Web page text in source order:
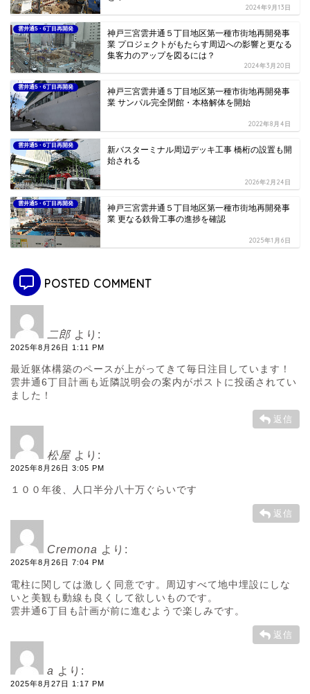
2024年9月13日
雲井通5・6丁目再開発
神戸三宮雲井通５丁目地区第一種市街地再開発事
業 プロジェクトがもたらす周辺への影響と更なる
集客力のアップを図るには？
2024年3月20日
雲井通5・6丁目再開発
神戸三宮雲井通５丁目地区第一種市街地再開発事
業 サンパル完全閉館・本格解体を開始
2022年8月4日
雲井通5・6丁目再開発
新バスターミナル周辺デッキ工事 橋桁の設置も開
始される
2026年2月24日
雲井通5・6丁目再開発
神戸三宮雲井通５丁目地区第一種市街地再開発事
業 更なる鉄骨工事の進捗を確認
2025年1月6日
POSTED COMMENT
二郎 より:
2025年8月26日 1:11 PM
最近躯体構築のペースが上がってきて毎日注目しています！
雲井通6丁目計画も近隣説明会の案内がポストに投函されてい
ました！
返信
松屋 より:
2025年8月26日 3:05 PM
１００年後、人口半分八十万ぐらいです
返信
Cremona より:
2025年8月26日 7:04 PM
電柱に関しては激しく同意です。周辺すべて地中埋設にしな
いと美観も動線も良くして欲しいものです。
雲井通6丁目も計画が前に進むようで楽しみです。
返信
a より:
2025年8月27日 1:17 PM